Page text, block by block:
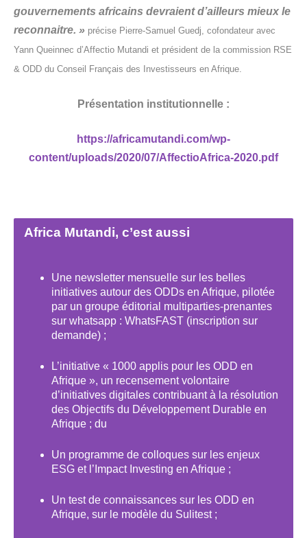
gouvernements africains devraient d’ailleurs mieux le
reconnaitre. » précise Pierre-Samuel Guedj, cofondateur avec
Yann Queinnec d’Affectio Mutandi et président de la commission RSE
& ODD du Conseil Français des Investisseurs en Afrique.
Présentation institutionnelle :
https://africamutandi.com/wp-
content/uploads/2020/07/AffectioAfrica-2020.pdf
Africa Mutandi, c’est aussi
Une newsletter mensuelle sur les belles
initiatives autour des ODDs en Afrique, pilotée
par un groupe éditorial multiparties-prenantes
sur whatsapp : WhatsFAST (inscription sur
demande) ;
L’initiative « 1000 applis pour les ODD en
Afrique », un recensement volontaire
d’initiatives digitales contribuant à la résolution
des Objectifs du Développement Durable en
Afrique ; du
Un programme de colloques sur les enjeux
ESG et l’Impact Investing en Afrique ;
Un test de connaissances sur les ODD en
Afrique, sur le modèle du Sulitest ;